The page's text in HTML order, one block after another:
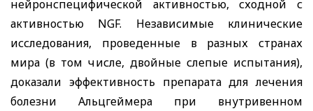
нейронспецифической активностью, сходной с
активностью NGF. Независимые клинические
исследования, проведенные в разных странах
мира (в том числе, двойные слепые испытания),
доказали эффективность препарата для лечения
болезни Альцгеймера при внутривенном